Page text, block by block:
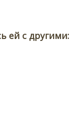
ей с другими: